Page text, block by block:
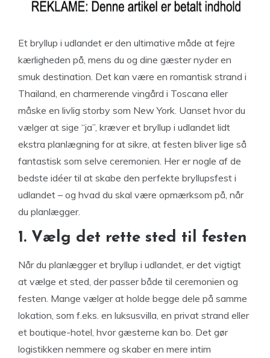
Et bryllup i udlandet er den ultimative måde at fejre
kærligheden på, mens du og dine gæster nyder en
smuk destination. Det kan være en romantisk strand i
Thailand, en charmerende vingård i Toscana eller
måske en livlig storby som New York. Uanset hvor du
vælger at sige “ja”, kræver et bryllup i udlandet lidt
ekstra planlægning for at sikre, at festen bliver lige så
fantastisk som selve ceremonien. Her er nogle af de
bedste idéer til at skabe den perfekte bryllupsfest i
udlandet – og hvad du skal være opmærksom på, når
du planlægger.
1. Vælg det rette sted til festen
Når du planlægger et bryllup i udlandet, er det vigtigt
at vælge et sted, der passer både til ceremonien og
festen. Mange vælger at holde begge dele på samme
lokation, som f.eks. en luksusvilla, en privat strand eller
et boutique-hotel, hvor gæsterne kan bo. Det gør
logistikken nemmere og skaber en mere intim